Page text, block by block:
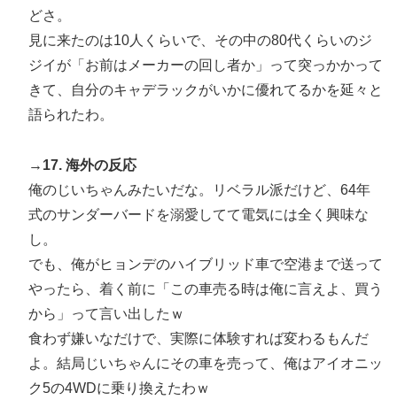
どさ。
見に来たのは10人くらいで、その中の80代くらいのジ
ジイが「お前はメーカーの回し者か」って突っかかって
きて、自分のキャデラックがいかに優れてるかを延々と
語られたわ。
→17. 海外の反応
俺のじいちゃんみたいだな。リベラル派だけど、64年
式のサンダーバードを溺愛してて電気には全く興味な
し。
でも、俺がヒョンデのハイブリッド車で空港まで送って
やったら、着く前に「この車売る時は俺に言えよ、買う
から」って言い出したｗ
食わず嫌いなだけで、実際に体験すれば変わるもんだ
よ。結局じいちゃんにその車を売って、俺はアイオニッ
ク5の4WDに乗り換えたわｗ